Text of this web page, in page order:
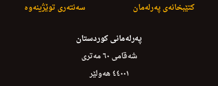
سەنتەری توێژینەوە کتێبخانەی پەرلەمان
پەرلەمانی کوردستان
شەقامی ٦٠ مەتری
٤٤٠٠١ هەولێر